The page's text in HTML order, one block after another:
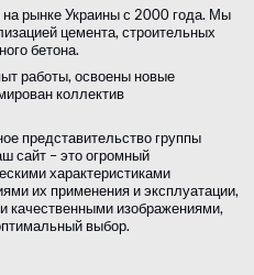
на рынке Украины с 2000 года. Мы
цемента, строительных
бетона.
работы, освоены новые
коллектив
представительство группы
сайт – это огромный
характеристиками
их применения и эксплуатации,
качественными изображениями,
выбор.